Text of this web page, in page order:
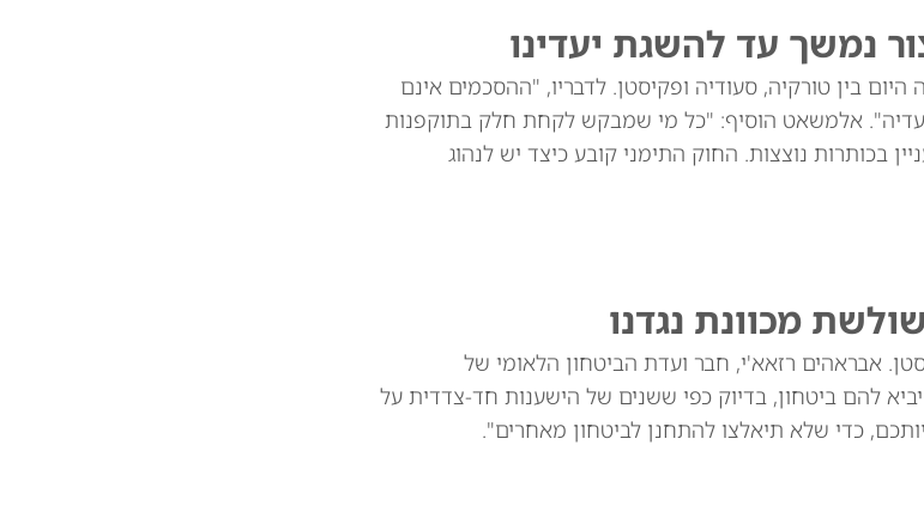
נמשך עד להשגת יעדינו
בין טורקיה, סעודיה ופקיסטן. לדבריו, "ההסכמים אינם
אלמשאט הוסיף: "כל מי שמבקש לקחת חלק בתוקפנות
יעטוף את העניין בכותרות נוצצות. החוק התימני קובע כיצד יש לנהוג
מכוונת נגדנו
אבראהים רזאא'י, חבר ועדת הביטחון הלאומי של
להם ביטחון, בדיוק כפי ששנים של הישענות חד-צדדית על
כדי שלא תיאלצו להתחנן לביטחון מאחרים".